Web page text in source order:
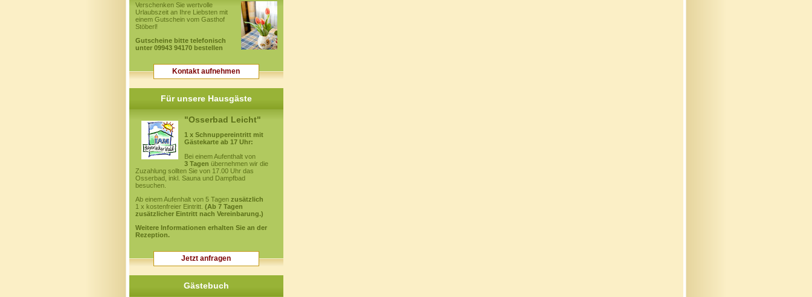
Verschenken Sie wertvolle
Urlaubszeit an Ihre Liebsten mit
einem Gutschein vom Gasthof
Stöberl!
Gutscheine bitte telefonisch
unter 09943 94170 bestellen
Kontakt aufnehmen
Für unsere Hausgäste
"Osserbad Leicht"
1 x Schnuppereintritt mit
Gästekarte ab 17 Uhr:
Bei einem Aufenthalt von
3 Tagen übernehmen wir die
Zuzahlung sollten Sie von 17.00 Uhr das
Osserbad, inkl. Sauna und Dampfbad
besuchen.
Ab einem Aufenhalt von 5 Tagen zusätzlich
1 x kostenfreier Eintritt. (Ab 7 Tagen
zusätzlicher Eintritt nach Vereinbarung.)
Weitere Informationen erhalten Sie an der
Rezeption.
Jetzt anfragen
Gästebuch